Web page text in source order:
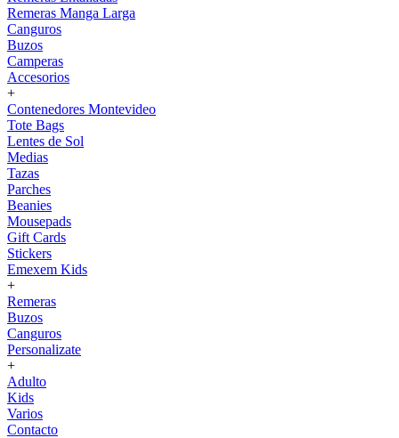
Remeras Manga Larga
Canguros
Buzos
Camperas
Accesorios
+
Contenedores Montevideo
Tote Bags
Lentes de Sol
Medias
Tazas
Parches
Beanies
Mousepads
Gift Cards
Stickers
Emexem Kids
+
Remeras
Buzos
Canguros
Personalizate
+
Adulto
Kids
Varios
Contacto